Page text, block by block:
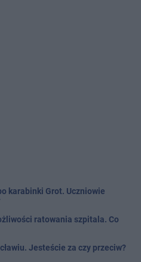
karabinki Grot. Uczniowie
ratowania szpitala. Co
Jesteście za czy przeciw?